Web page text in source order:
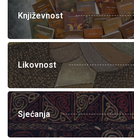
Književnost
Likovnost
Sjećanja